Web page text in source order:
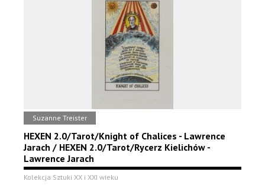
Suzanne Treister
HEXEN 2.0/Tarot/Knight of Chalices - Lawrence
Jarach / HEXEN 2.0/Tarot/Rycerz Kielichów -
Lawrence Jarach
Kolekcja Sztuki XX i XXI wieku